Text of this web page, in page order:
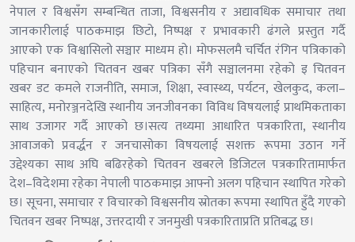
नेपाल र विश्वसँग सम्बन्धित ताजा, विश्वसनीय र अद्यावधिक समाचार तथा
जानकारीलाई पाठकमाझ छिटो, निष्पक्ष र प्रभावकारी ढंगले प्रस्तुत गर्दै
आएको एक विश्वासिलो सञ्चार माध्यम हो। मोफसलमै चर्चित रंगिन पत्रिकाको
पहिचान बनाएको चितवन खबर पत्रिका सँगै सञ्चालनमा रहेको इ चितवन
खबर डट कमले राजनीति, समाज, शिक्षा, स्वास्थ्य, पर्यटन, खेलकुद, कला–
साहित्य, मनोरञ्जनदेखि स्थानीय जनजीवनका विविध विषयलाई प्राथमिकताका
साथ उजागर गर्दै आएको छ।सत्य तथ्यमा आधारित पत्रकारिता, स्थानीय
आवाजको प्रवर्द्धन र जनचासोका विषयलाई सशक्त रूपमा उठान गर्ने
उद्देश्यका साथ अघि बढिरहेको चितवन खबरले डिजिटल पत्रकारितामार्फत
देश–विदेशमा रहेका नेपाली पाठकमाझ आफ्नो अलग पहिचान स्थापित गरेको
छ। सूचना, समाचार र विचारको विश्वसनीय स्रोतका रूपमा स्थापित हुँदै गएको
चितवन खबर निष्पक्ष, उत्तरदायी र जनमुखी पत्रकारिताप्रति प्रतिबद्ध छ।